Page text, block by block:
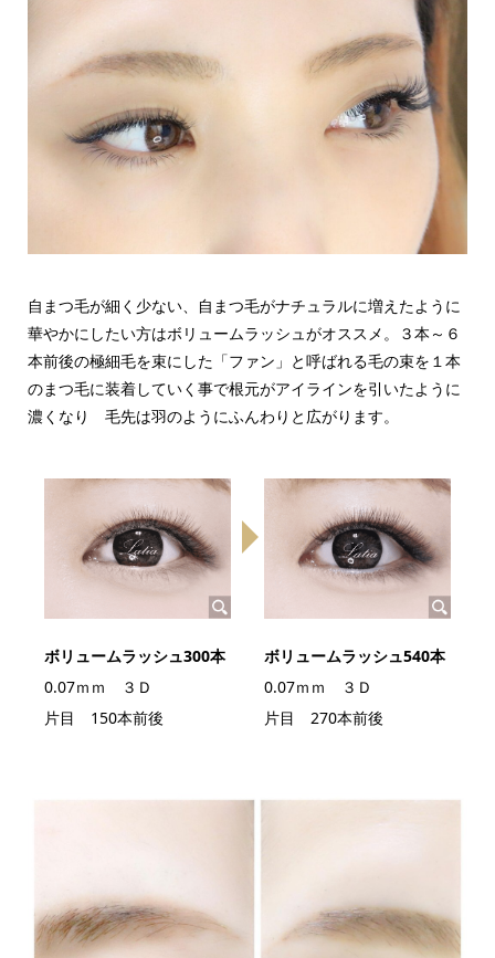
自まつ毛が細く少ない、自まつ毛がナチュラルに増えたように
華やかにしたい方はボリュームラッシュがオススメ。３本～６
本前後の極細毛を束にした「ファン」と呼ばれる毛の束を１本
のまつ毛に装着していく事で根元がアイラインを引いたように
濃くなり 毛先は羽のようにふんわりと広がります。
ボリュームラッシュ300本
0.07ｍｍ ３Ｄ
片目 150本前後
ボリュームラッシュ540本
0.07ｍｍ ３Ｄ
片目 270本前後